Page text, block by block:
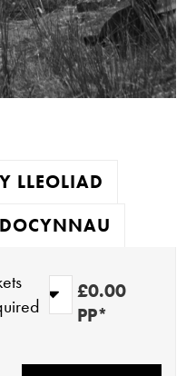
LLEOLIAD
£0.00
PP*